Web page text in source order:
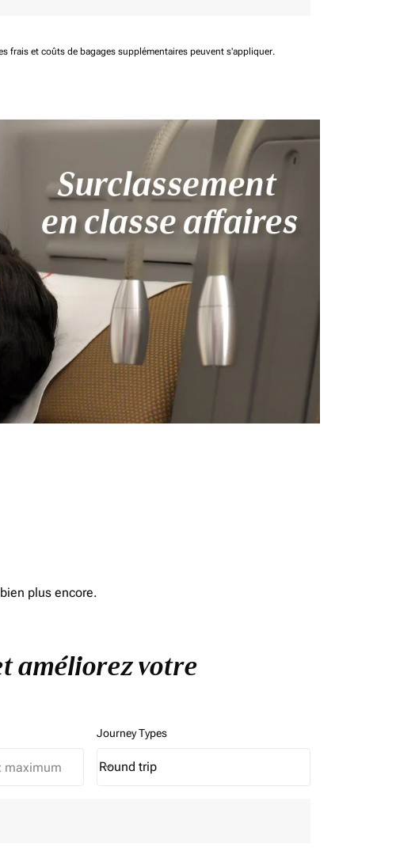
frais et coûts de bagages supplémentaires peuvent s'appliquer.
plus encore.
améliorez votre
Journey Types
Journey Types option Round trip Selected
Round trip
keyboard_arrow_down